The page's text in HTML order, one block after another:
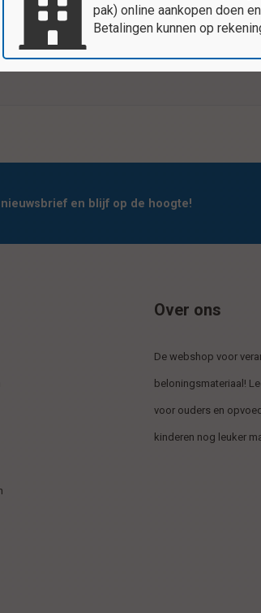
erg leuk om mee te werken en te knutselen. Vrolijke
van ongegomd glanspapier. Inhoud: 200 stuks
en blijf op de hoogte!
Over ons
De webshop voor
beloningsmateriaal!
voor ouders en
kinderen nog leuker
pak) online aankopen doen
Betalingen kunnen op